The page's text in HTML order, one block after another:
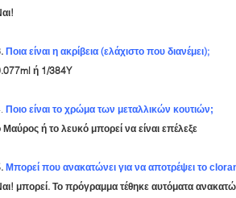
Ποια είναι η ακρίβεια (ελάχιστο που διανέμει);
ή 1/384Y
Ποιο είναι το χρώμα των μεταλλικών κουτιών;
Μαύρος ή το λευκό μπορεί να είναι επέλεξε
Μπορεί που ανακατώνει για να αποτρέψει το
μπορεί. Το πρόγραμμα τέθηκε αυτόματα